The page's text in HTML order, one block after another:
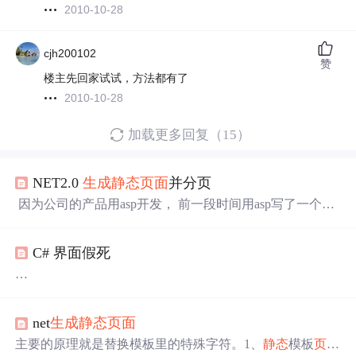
2010-10-28
cjh200102
楼主先回家试试，方法都有了
2010-10-28
赞
加载更多回复（15）
NET2.0生成静态页面并分页
因为公司的产品用asp开发， 前一段时间用asp写了一个生
换模板里的特殊字符。1、
C# 界面假死
多线程就不假死了吧.数据库的操作放到子线程里。用线程
来搞数据库。不是吧～
net生成静态页面
主要的原理就是替换模板里的特殊字符。1、静态模板页面